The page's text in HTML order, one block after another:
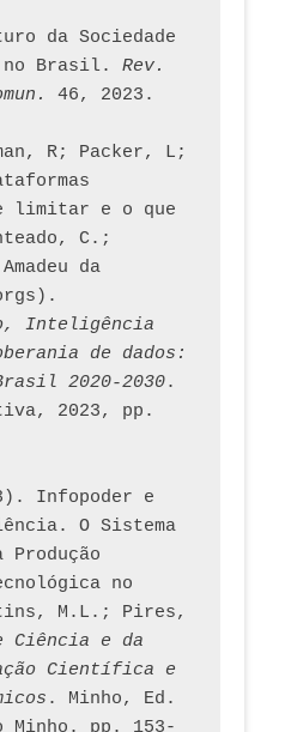
da Sociedade
no Brasil. Rev.
R; Packer, L;
limitar e o que
C.;
da
Inteligência
de dados:
2020-2030.
2023, pp.
Infopoder e
O Sistema
Produção
no
M.L.; Pires,
Ciência e da
Científica e
. Minho, Ed.
Minho. pp. 153-